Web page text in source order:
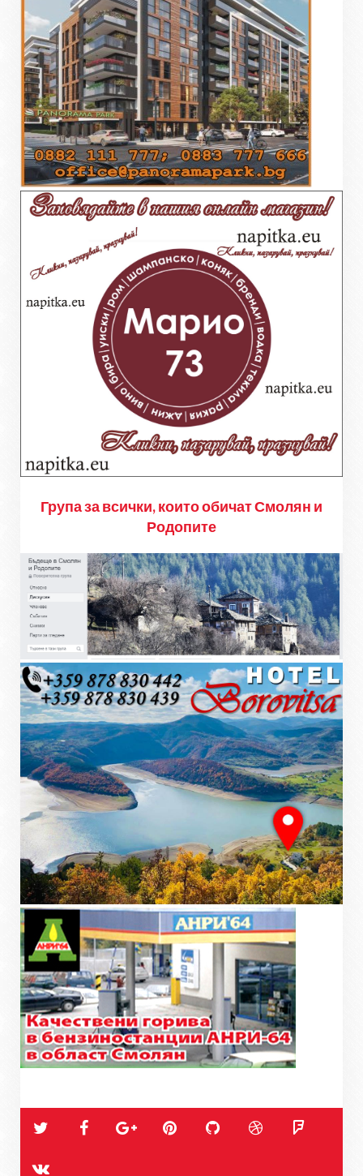
Група за всички, които обичат Смолян и
Родопите